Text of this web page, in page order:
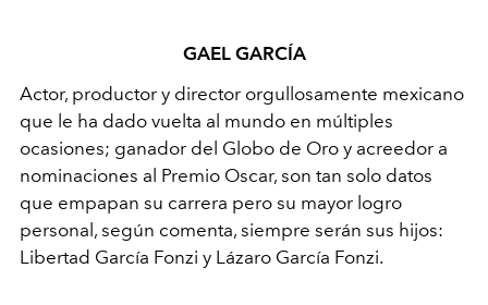
GAEL GARCÍA
Actor, productor y director orgullosamente mexicano
que le ha dado vuelta al mundo en múltiples
ocasiones; ganador del Globo de Oro y acreedor a
nominaciones al Premio Oscar, son tan solo datos
que empapan su carrera pero su mayor logro
personal, según comenta, siempre serán sus hijos:
Libertad García Fonzi y Lázaro García Fonzi.